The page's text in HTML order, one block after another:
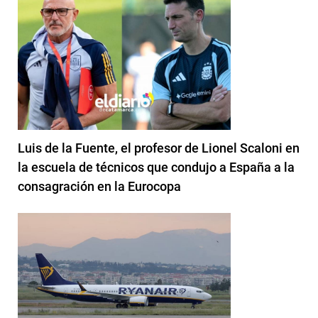
Luis de la Fuente, el profesor de Lionel Scaloni en
la escuela de técnicos que condujo a España a la
consagración en la Eurocopa